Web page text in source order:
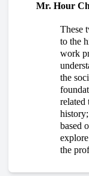
Mr. Hour
These
to the
work
the
related
based
the